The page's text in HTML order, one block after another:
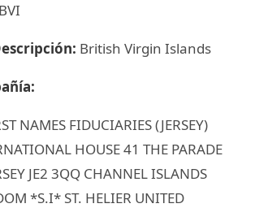
BVI
British Virgin Islands
NAMES FIDUCIARIES (JERSEY)
HOUSE 41 THE PARADE
JE2 3QQ CHANNEL ISLANDS
*S.I* ST. HELIER UNITED